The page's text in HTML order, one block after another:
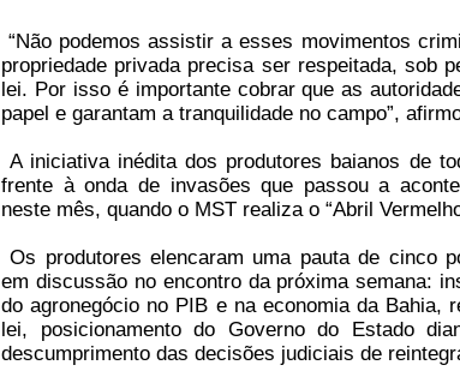
“Não podemos assistir a esses movimentos
propriedade privada precisa ser respeitada, sob
lei. Por isso é importante cobrar que as
papel e garantam a tranquilidade no campo”,
A iniciativa inédita dos produtores baianos de
frente à onda de invasões que passou a
neste mês, quando o MST realiza o “Abril
Os produtores elencaram uma pauta de cinco
em discussão no encontro da próxima semana:
do agronegócio no PIB e na economia da Bahia,
lei, posicionamento do Governo do Estado
descumprimento das decisões judiciais de